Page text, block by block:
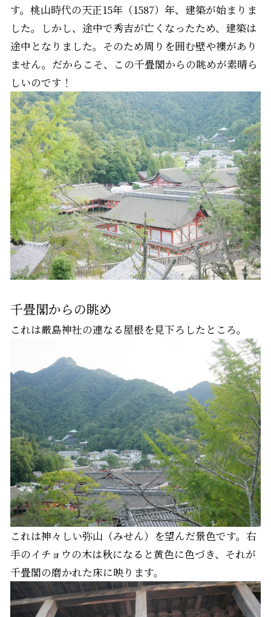
す。桃山時代の天正15年（1587）年、建築が始まりま
した。しかし、途中で秀吉が亡くなったため、建築は
途中となりました。そのため周りを囲む壁や襖があり
ません。だからこそ、この千畳閣からの眺めが素晴ら
しいのです！
千畳閣からの眺め
これは厳島神社の連なる屋根を見下ろしたところ。
これは神々しい弥山（みせん）を望んだ景色です。右
手のイチョウの木は秋になると黄色に色づき、それが
千畳閣の磨かれた床に映ります。